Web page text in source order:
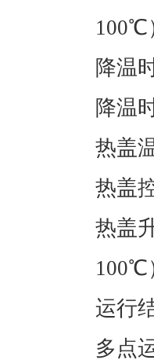
100℃
降
降
热
热
热盖
100℃
运
多